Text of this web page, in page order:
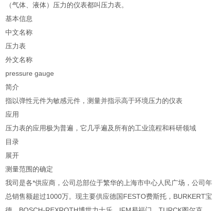
（气体、液体）压力的仪表都叫压力表。
基本信息
中文名称
压力表
外文名称
pressure gauge
简介
指以弹性元件为敏感元件，测量并指示高于环境压力的仪表
应用
压力表的应用极为普遍，它几乎遍及所有的工业流程和科研领域
目录
展开
测量范围的确定
我司是各*供应商，公司总部位于繁华的上海市中心人民广场，公司年
总销售额超过1000万。现主要供应德国FESTO费斯托，BURKERT宝